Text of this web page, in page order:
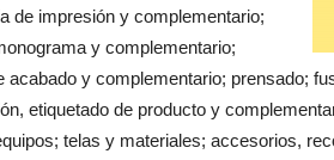
de impresión y complementario;
y complementario;
acabado y complementario; prensado;
etiquetado de producto y
telas y materiales; accesorios,